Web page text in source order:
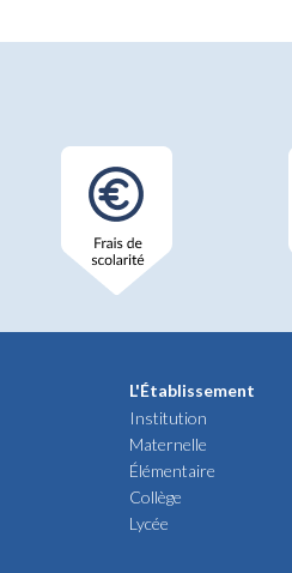
L'Établissement
Institution
Maternelle
Élémentaire
Collège
Lycée